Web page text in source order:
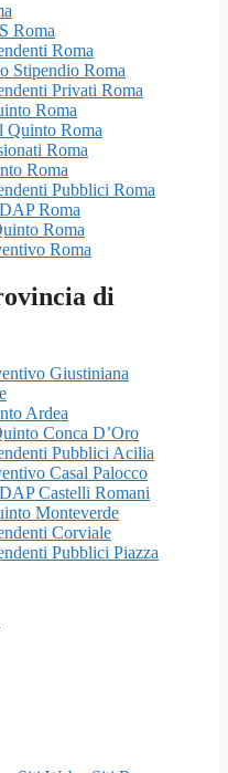
Roma
Roma
Stipendio Roma
Privati Roma
Roma
Quinto Roma
Roma
Roma
Pubblici Roma
Roma
Roma
Roma
di
Giustiniana
Ardea
Conca D’Oro
Pubblici Acilia
Casal Palocco
Castelli Romani
Monteverde
Corviale
Pubblici Piazza